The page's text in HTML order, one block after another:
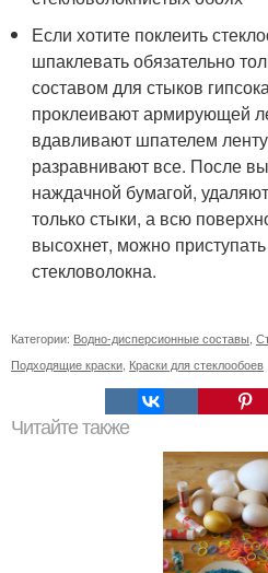
Если хотите поклеить
шпаклевать обязательно
составом для стыков
проклеивают армирующей
вдавливают шпателем
разравнивают все. После
наждачной бумагой,
только стыки, а всю
высохнет, можно
стекловолокна.
Категории: Водно-дисперсионные составы
Подходящие краски Краски для стеклообоев
Читайте также